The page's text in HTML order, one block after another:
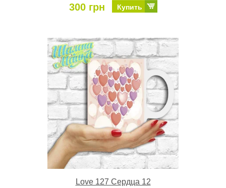
300 грн Купить
Love 127 Сердца 12